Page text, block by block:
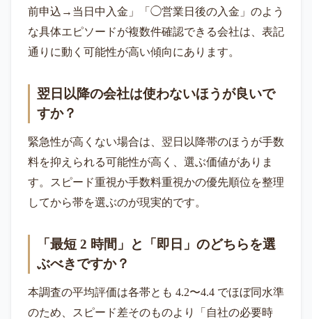
前申込→当日中入金」「◯営業日後の入金」のよう
な具体エピソードが複数件確認できる会社は、表記
通りに動く可能性が高い傾向にあります。
翌日以降の会社は使わないほうが良いで
すか？
緊急性が高くない場合は、翌日以降帯のほうが手数
料を抑えられる可能性が高く、選ぶ価値がありま
す。スピード重視か手数料重視かの優先順位を整理
してから帯を選ぶのが現実的です。
「最短 2 時間」と「即日」のどちらを選
ぶべきですか？
本調査の平均評価は各帯とも 4.2〜4.4 でほぼ同水準
のため、スピード差そのものより「自社の必要時